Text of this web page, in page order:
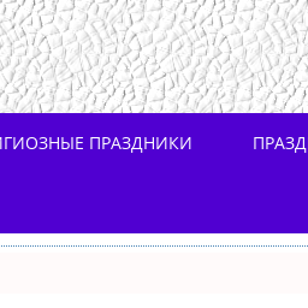
ПРАЗДНИКИ